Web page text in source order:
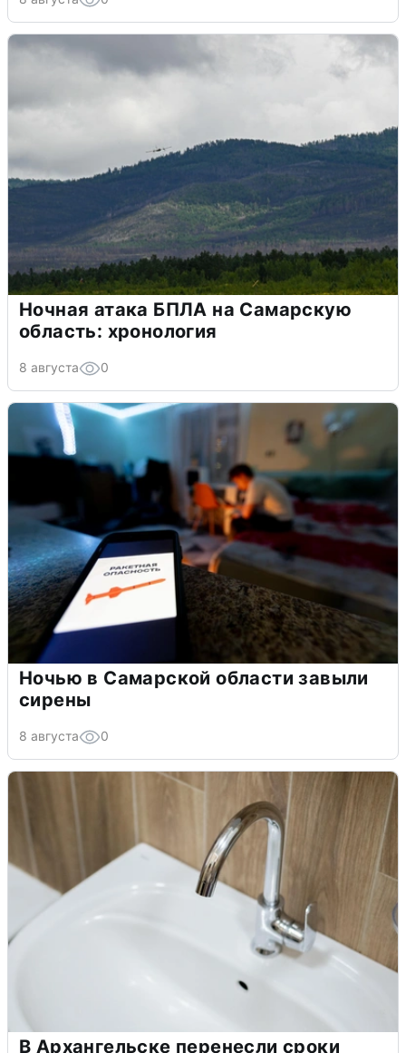
Ночная атака БПЛА на Самарскую
область: хронология
8 августа 0
Ночью в Самарской области завыли
сирены
8 августа 0
В Архангельске перенесли сроки